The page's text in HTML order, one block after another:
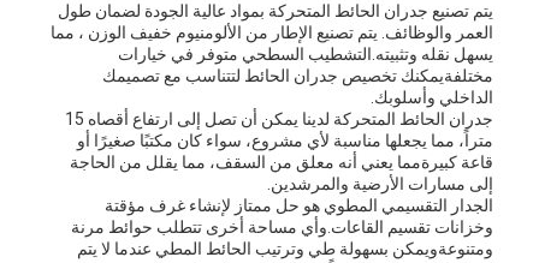
يتم تصنيع جدران الحائط المتحركة بمواد عالية الجودة لضمان طول
العمر والوظائف. يتم تصنيع الإطار من الألومنيوم خفيف الوزن ، مما
يسهل نقله وتثبيته.التشطيب السطحي متوفر في خيارات
مختلفةيمكنك تخصيص جدران الحائط لتتناسب مع تصميمك
الداخلي وأسلوبك.
جدران الحائط المتحركة لدينا يمكن أن تصل إلى ارتفاع أقصاه 15
متراً، مما يجعلها مناسبة لأي مشروع، سواء كان مكتبًا صغيرًا أو
قاعة كبيرةمما يعني أنه معلق من السقف، مما يقلل من الحاجة
إلى مسارات الأرضية والمرشدين.
الجدار التقسيمي المطوي هو حل ممتاز لإنشاء غرف مؤقتة
وخزانات تقسيم القاعات.وأي مساحة أخرى تتطلب حوائط مرنة
ومتنوعةويمكن بسهولة طي وترتيب الحائط المطي عندما لا يتم